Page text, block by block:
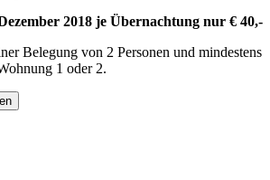
2018 je Übernachtung nur € 40,-
Belegung von 2 Personen und mindestens
1 oder 2.